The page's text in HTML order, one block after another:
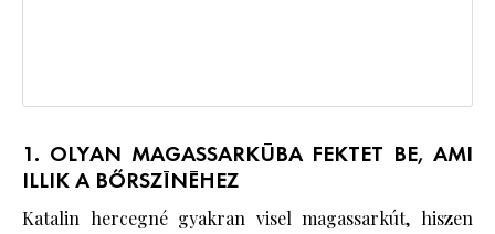
1. OLYAN MAGASSARKÚBA FEKTET BE, AMI
ILLIK A BŐRSZÍNÉHEZ
Katalin hercegné gyakran visel magassarkút, hiszen